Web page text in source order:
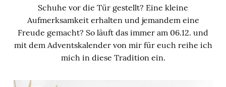
Schuhe vor die Tür gestellt? Eine kleine
Aufmerksamkeit erhalten und jemandem eine
Freude gemacht? So läuft das immer am 06.12. und
mit dem Adventskalender von mir für euch reihe ich
mich in diese Tradition ein.